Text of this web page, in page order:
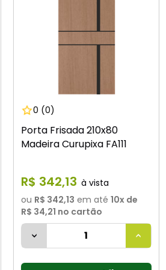
0 (0)
Porta Frisada 210x80
Madeira Curupixa FA111
R$ 342,13
ou R$ 342,13 em até 10x de
R$ 34,21 no cartão